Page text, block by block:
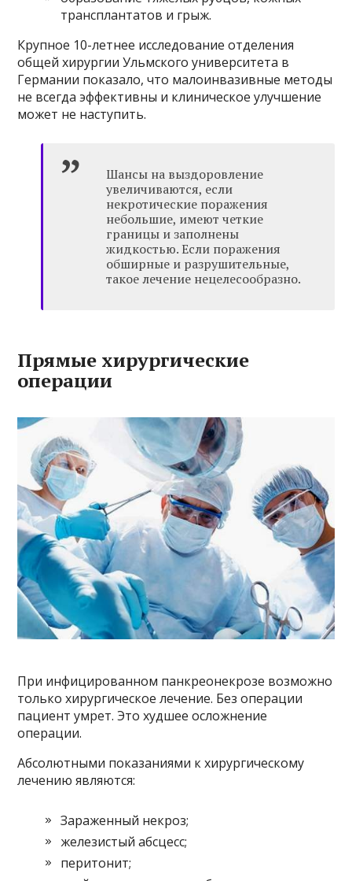
трансплантатов и грыж.
Крупное 10-летнее исследование отделения
общей хирургии Ульмского университета в
Германии показало, что малоинвазивные методы
не всегда эффективны и клиническое улучшение
может не наступить.
Шансы на выздоровление
увеличиваются, если
некротические поражения
небольшие, имеют четкие
границы и заполнены
жидкостью. Если поражения
обширные и разрушительные,
такое лечение нецелесообразно.
Прямые хирургические
операции
При инфицированном панкреонекрозе возможно
только хирургическое лечение. Без операции
пациент умрет. Это худшее осложнение
операции.
Абсолютными показаниями к хирургическому
лечению являются:
Зараженный некроз;
железистый абсцесс;
перитонит;